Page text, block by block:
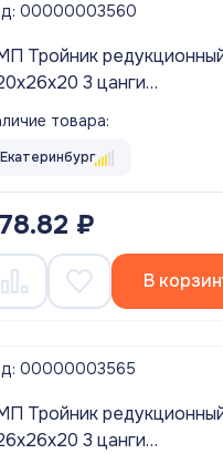
00000003560
Тройник
3 цанги
VALTEC
товара:
Екатеринбург
₽
В
00000003565
Тройник
3 цанги